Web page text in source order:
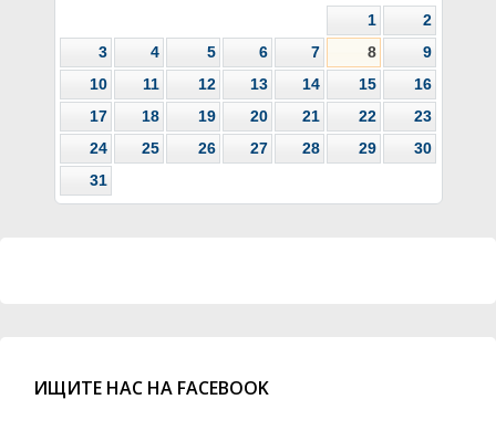
1
2
3
4 5 6 7 8
9
10
11 12 13 14 15
16
17
18 19 20 21 22
23
24
25 26 27 28 29
30
31
ИЩИТЕ НАС НА FACEBOOK